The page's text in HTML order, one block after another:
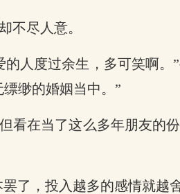
不尽人意。
人度过余生，多可笑啊
缈的婚姻当中。”
看在当了这么多年朋友的
了，投入越多的感情就越